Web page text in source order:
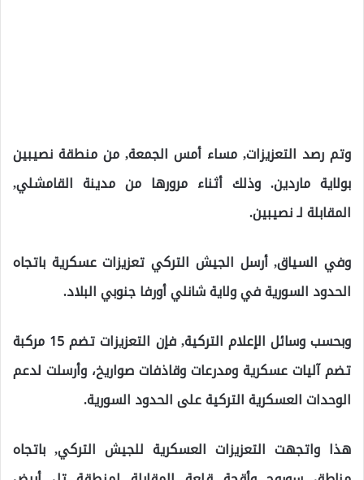
وتم رصد التعزيزات, مساء أمس الجمعة, من منطقة نصيبين
بولاية ماردين. وذلك أثناء مرورها من مدينة القامشلي,
المقابلة لـ نصيبين.
وفي السياق, أرسل الجيش التركي تعزيزات عسكرية باتجاه
الحدود السورية في ولاية شانلي أورفا جنوبي البلاد.
وبحسب وسائل الإعلام التركية, فإن التعزيزات تضم 15 مركبة
تضم آليات عسكرية ومدرعات وقاذفات صواريخ، وأرسلت لدعم
الوحدات العسكرية التركية على الحدود السورية.
هذا واتجهت التعزيزات العسكرية للجيش التركي, باتجاه